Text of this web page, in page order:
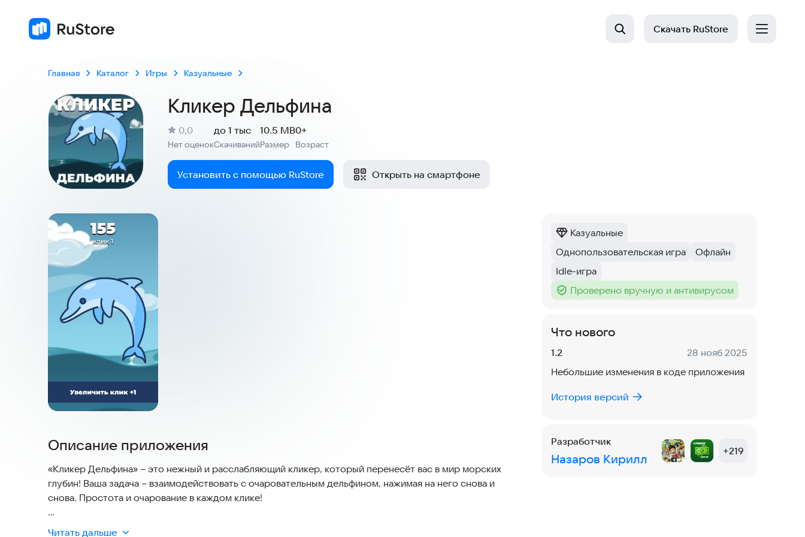
Скачать RuStore
Главная Каталог Игры Казуальные
Кликер Дельфина
Рейтинг:
0,0
Нет оценокСкачиваний
до 1 тыс
Размер
10.5 MB
Возраст
0+
Установить с помощью RuStore Открыть на смартфоне
Скриншоты
Описание приложения
«Кликер Дельфина» – это нежный и расслабляющий кликер, который перенесёт вас в мир морских
глубин! Ваша задача – взаимодействовать с очаровательным дельфином, нажимая на него снова и
снова. Простота и очарование в каждом клике!
Стань Лучшим Другом Дельфина!
Читать дальше
Категория:
Казуальные
Тег:
Однопользовательская игра
Тег:
Офлайн
Тег:
Idle-игра
Тег :
Проверено вручную и антивирусом
Что нового
Версия:
1.2 Дата:
28 нояб 2025
Небольшие изменения в коде приложения
История версий
Разработчик
Назаров Кирилл
+219